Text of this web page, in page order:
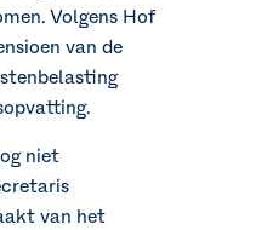
Volgens Hof
van de
niet
van het